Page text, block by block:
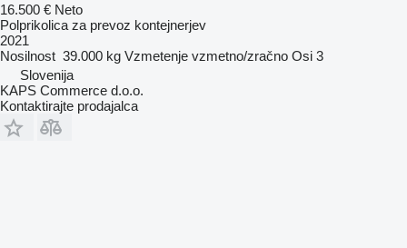
16.500 € Neto
Polprikolica za prevoz kontejnerjev
2021
Nosilnost 39.000 kg Vzmetenje vzmetno/zračno Osi 3
Slovenija
KAPS Commerce d.o.o.
Kontaktirajte prodajalca